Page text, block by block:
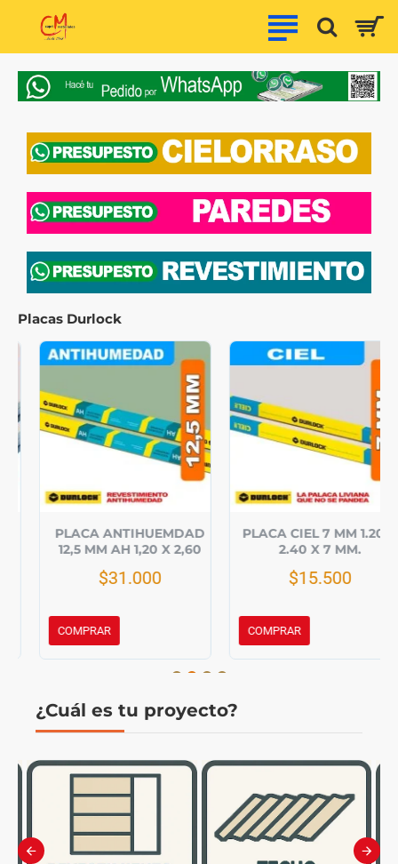
Capri
Materiales
Placas Durlock
PLACA ANTIHUEMDAD
12,5 MM AH 1,20 X 2,60
$31.000
COMPRAR
PLACA CIEL 7 MM 1.20 X
2.40 X 7 MM.
$15.500
COMPRAR
¿Cuál es tu proyecto?